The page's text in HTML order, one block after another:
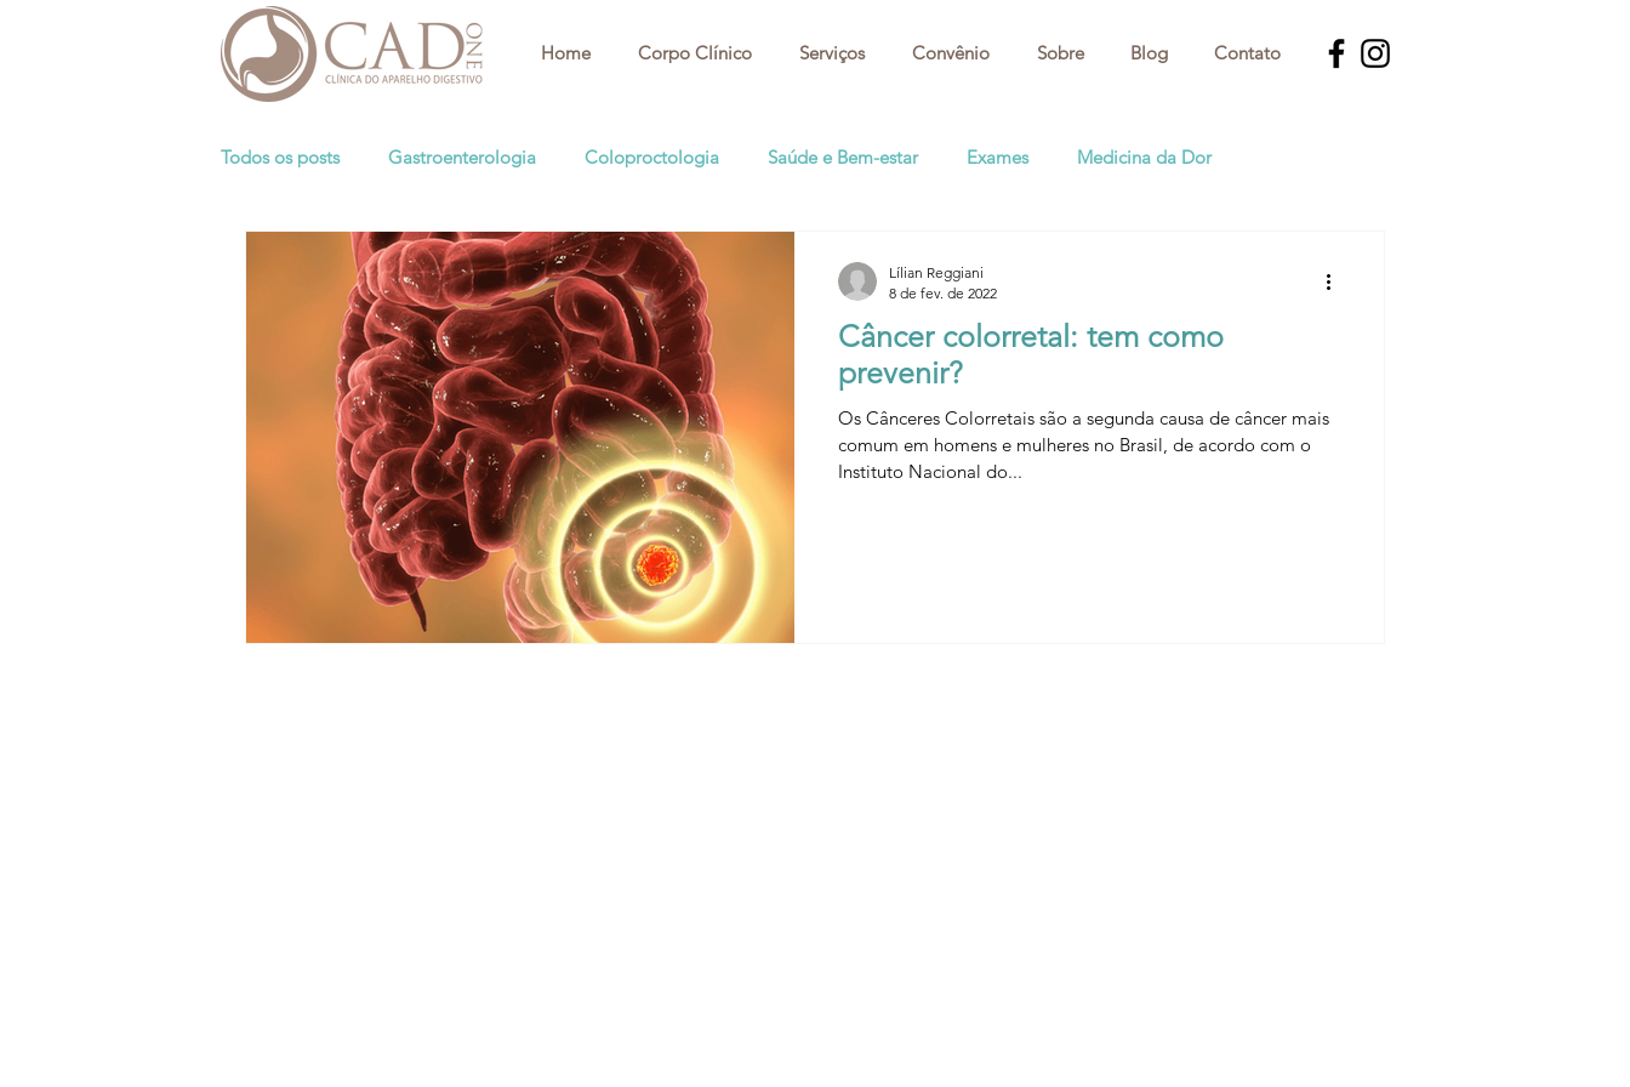
Home Corpo Clínico Serviços Convênio Sobre Blog Contato
Todos os posts Gastroenterologia Coloproctologia Saúde e Bem-estar Exames Medicina da Dor
Câncer colorretal: tem como
prevenir?
Os Cânceres Colorretais são a segunda causa de câncer mais
comum em homens e mulheres no Brasil, de acordo com o
Instituto Nacional do...
Lílian Reggiani
8 de fev. de 2022